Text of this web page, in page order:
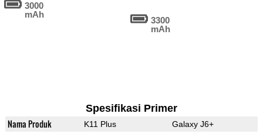
3000
mAh
3300
mAh
Spesifikasi Primer
Nama Produk K11 Plus Galaxy J6+